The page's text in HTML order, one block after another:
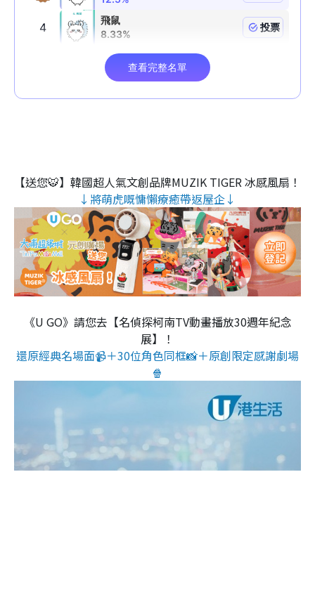
【送您🐯】韓國超人氣文創品牌MUZIK TIGER 冰感風扇！
↓將萌虎嘅慵懶療癒帶返屋企↓
《U GO》請您去【名偵探柯南TV動畫播放30週年紀念
展】！
還原經典名場面📹＋30位角色同框📸＋原創限定感謝劇場
🍿